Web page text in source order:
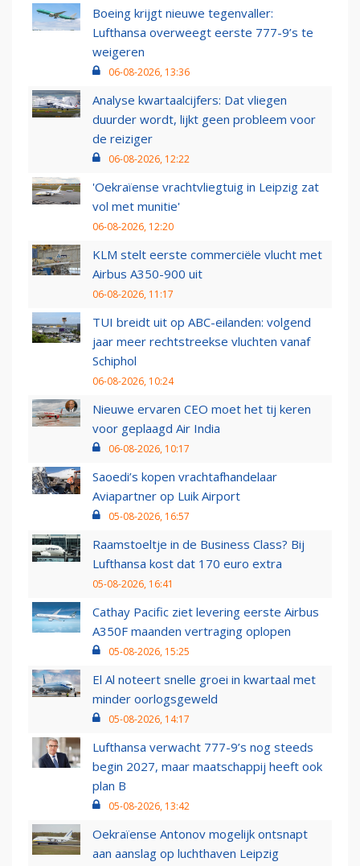
Boeing krijgt nieuwe tegenvaller:
Lufthansa overweegt eerste 777-9’s te
weigeren
06-08-2026, 13:36
Analyse kwartaalcijfers: Dat vliegen
duurder wordt, lijkt geen probleem voor
de reiziger
06-08-2026, 12:22
'Oekraïense vrachtvliegtuig in Leipzig zat
vol met munitie'
06-08-2026, 12:20
KLM stelt eerste commerciële vlucht met
Airbus A350-900 uit
06-08-2026, 11:17
TUI breidt uit op ABC-eilanden: volgend
jaar meer rechtstreekse vluchten vanaf
Schiphol
06-08-2026, 10:24
Nieuwe ervaren CEO moet het tij keren
voor geplaagd Air India
06-08-2026, 10:17
Saoedi’s kopen vrachtafhandelaar
Aviapartner op Luik Airport
05-08-2026, 16:57
Raamstoeltje in de Business Class? Bij
Lufthansa kost dat 170 euro extra
05-08-2026, 16:41
Cathay Pacific ziet levering eerste Airbus
A350F maanden vertraging oplopen
05-08-2026, 15:25
El Al noteert snelle groei in kwartaal met
minder oorlogsgeweld
05-08-2026, 14:17
Lufthansa verwacht 777-9’s nog steeds
begin 2027, maar maatschappij heeft ook
plan B
05-08-2026, 13:42
Oekraïense Antonov mogelijk ontsnapt
aan aanslag op luchthaven Leipzig